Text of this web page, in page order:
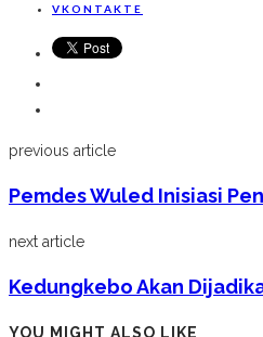
VKONTAKTE
previous article
Pemdes Wuled Inisiasi
next article
Kedungkebo Akan
YOU MIGHT ALSO LIKE